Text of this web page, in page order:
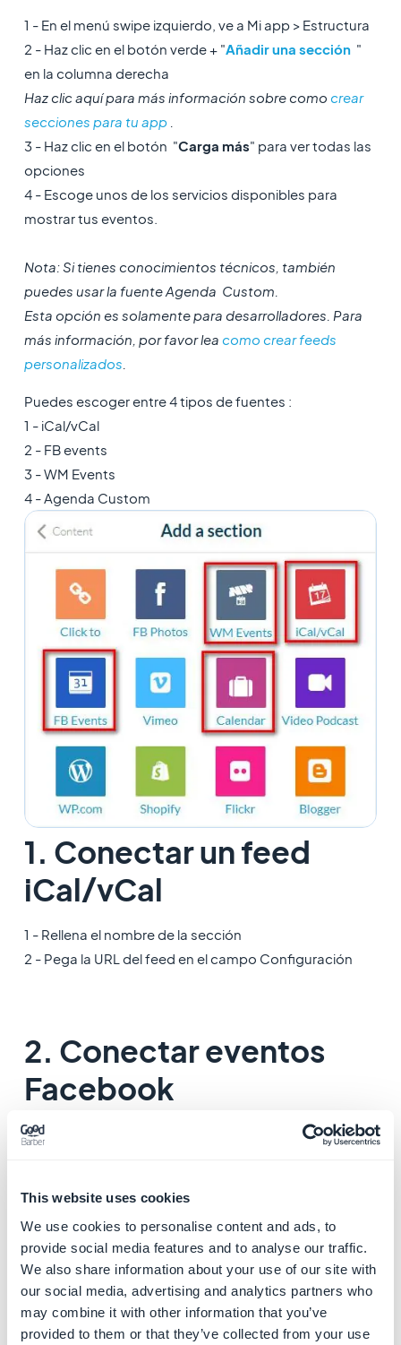
This website uses cookies
We use cookies to personalise content and ads, to
provide social media features and to analyse our traffic.
We also share information about your use of our site with
our social media, advertising and analytics partners who
may combine it with other information that you’ve
provided to them or that they’ve collected from your use
1 - En el menú swipe izquierdo, ve a Mi app > Estructura
2 - Haz clic en el botón verde + ​"Añadir una sección"
en la columna derecha
Haz clic aquí para más información sobre como crear
secciones para tu app.
3 - Haz clic en el botón "Carga más" para ver todas las
opciones
4 - Escoge unos de los servicios disponibles para
mostrar tus eventos.
Nota: Si tienes conocimientos técnicos, también
puedes usar la fuente Agenda Custom.
Esta opción es solamente para desarrolladores. Para
más información, por favor lea como crear feeds
personalizados
Puedes escoger entre 4 tipos de fuentes :
1 - iCal/vCal
2 - FB events
3 - WM Events
4 - Agenda Custom
1. Conectar un feed
iCal/vCal
1 - Rellena el nombre de la sección
2 - Pega la URL del feed en el campo Configuración
2. Conectar eventos
Facebook
2 - Pega la URL de Facebook de tu página de eventos
3. Conectar un
calendario de WM
Events